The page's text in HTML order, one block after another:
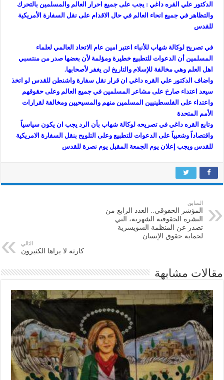
الدكتور علي القره داغي : يجب على جميع احرار العالم والمسلمين بالتحرك
والتظاهر في جميع انحاء العالم في حال الاقدام على نقل السفارة الأمريكية
للقدس
في تصريح لوكالة شهاب للأنباء اعتبر امين عام الاتحاد العالمي لعلماء
المسلمين أن الدعوات للتطبيع خطيرة ومؤلمة لأن بعضها صدر من منتسبي
اهل العلم وهي مخالفة للإسلام والتاريخ لن يغفر لأصحابها.
واضاف الدكتور علي القره داغي ان قرار نقل سفارة واشنطن للقدس لو اتخذ
سيعد اعتداء صارخ على مشاعر المسلمين في جميع العالم وعلىحقوقهم
واعتداء على الفلسطينيين المسلمين منهم والمسيحيين ومخالفة لقرارات
الأمم المتحدة
وتابع القره داغي في تصريحه لوكالة شهاب بأن الرد يجب ان يكون سياسياً
واقتصاداً وشعبياً على الدعوات للتطبيع وعلى التلويح بنقل السفارة الامريكية
للقدس ويجب إعلان يوم الجمعة المقبل يوم نصرة للقدس
السابق
المؤشر الحقوقي.. العدد الرابع من
النشرة الحقوقية الشهرية، التي
تصدر عن المنظمة السويسرية
لحماية حقوق الإنسان
التالي
كارثة لا يراها الكثيرون
مقالات مشابهة